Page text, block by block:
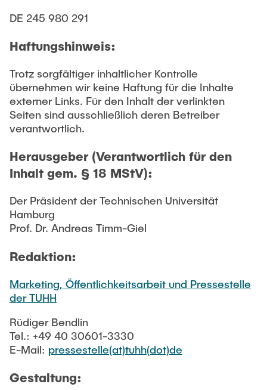
DE 245 980 291
Haftungshinweis:
Trotz sorgfältiger inhaltlicher Kontrolle
übernehmen wir keine Haftung für die Inhalte
externer Links. Für den Inhalt der verlinkten
Seiten sind ausschließlich deren Betreiber
verantwortlich.
Herausgeber (Verantwortlich für den
Inhalt gem. § 18 MStV):
Der Präsident der Technischen Universität
Hamburg
Prof. Dr. Andreas Timm-Giel
Redaktion:
Marketing, Öffentlichkeitsarbeit und Pressestelle
der TUHH
Rüdiger Bendlin
Tel.: +49 40 30601-3330
E-Mail: pressestelle(at)tuhh(dot)de
Gestaltung: